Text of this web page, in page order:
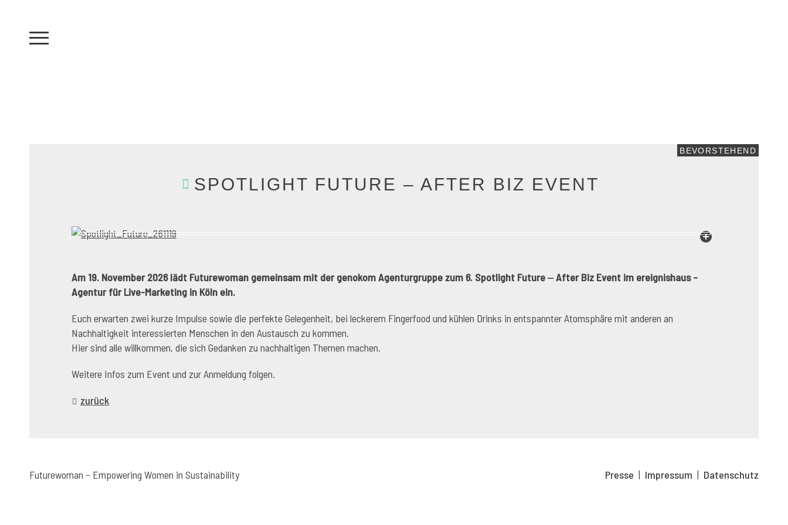
BEVORSTEHEND
SPOTLIGHT FUTURE – AFTER BIZ EVENT
Am 19. November 2026 lädt Futurewoman gemeinsam mit der genokom Agenturgruppe zum 6. Spotlight Future ‒ After Biz Event im ereignishaus –
Agentur für Live-Marketing in Köln ein.
Euch erwarten zwei kurze Impulse sowie die perfekte Gelegenheit, bei leckerem Fingerfood und kühlen Drinks in entspannter Atomsphäre mit anderen an
Nachhaltigkeit interessierten Menschen in den Austausch zu kommen.
Hier sind alle willkommen, die sich Gedanken zu nachhaltigen Themen machen.
Weitere Infos zum Event und zur Anmeldung folgen.
zurück
Futurewoman – Empowering Women in Sustainability Presse | Impressum | Datenschutz